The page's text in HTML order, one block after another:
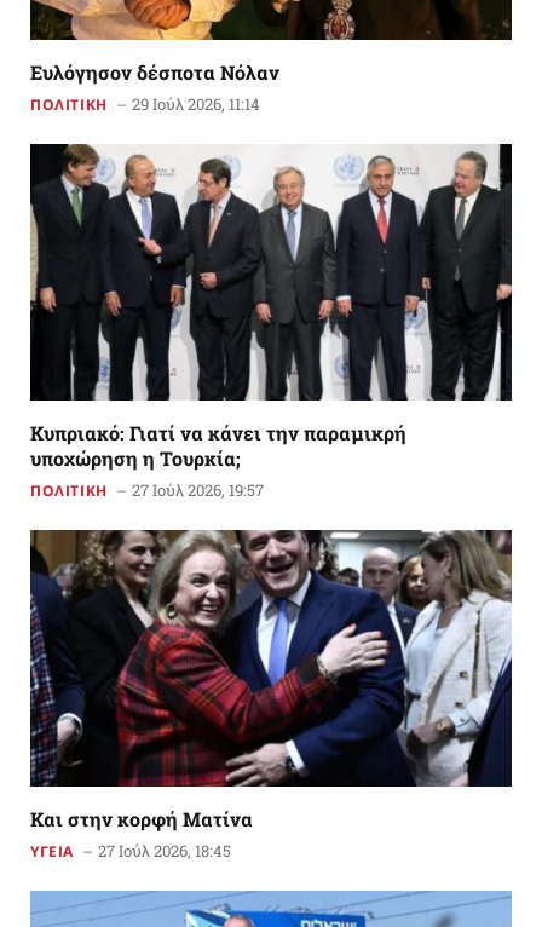
Ευλόγησον δέσποτα Νόλαν
ΠΟΛΙΤΙΚΗ 29 Ιούλ 2026, 11:14
Κυπριακό: Γιατί να κάνει την παραμικρή
υποχώρηση η Τουρκία;
ΠΟΛΙΤΙΚΗ 27 Ιούλ 2026, 19:57
Kαι στην κορφή Ματίνα
ΥΓΕΙΑ 27 Ιούλ 2026, 18:45